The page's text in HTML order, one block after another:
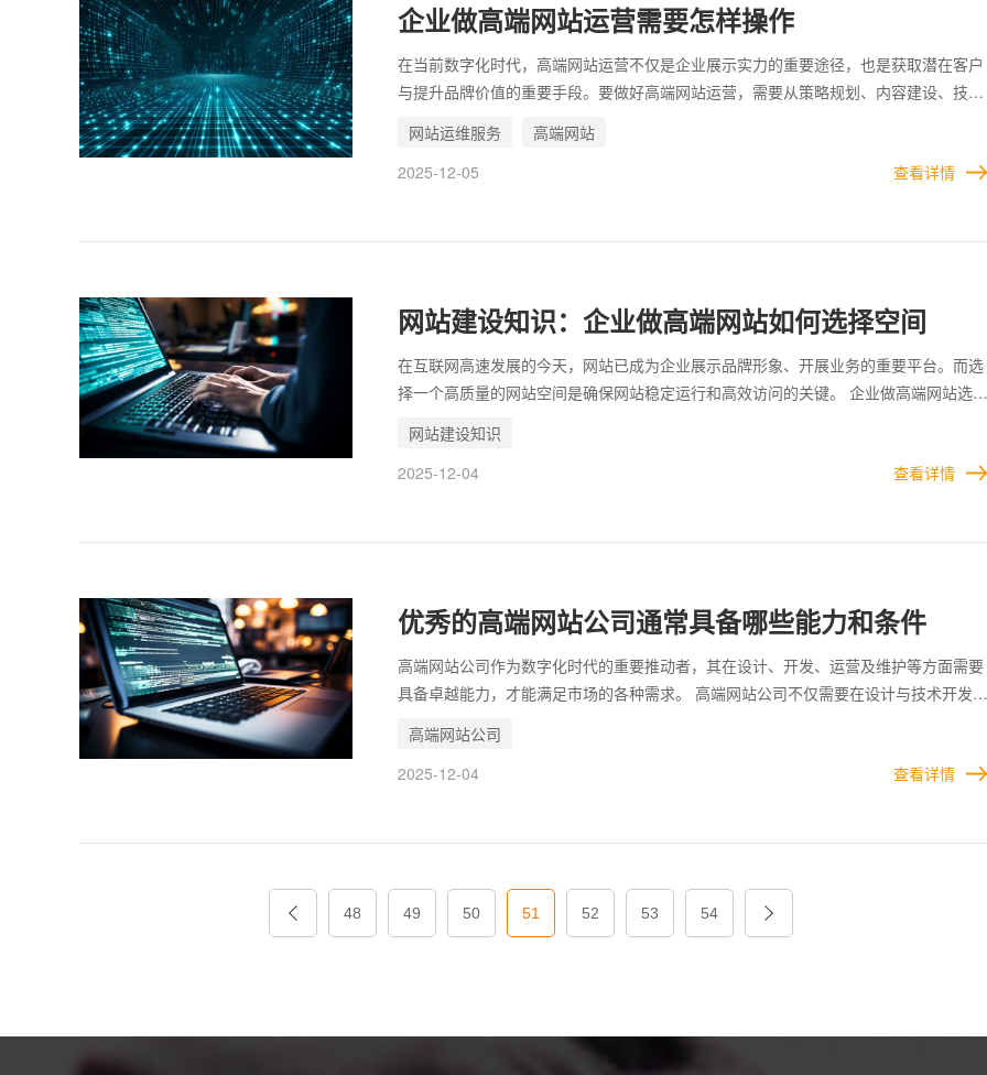
服务
优势
案例
合作
企业做高端网站运营需要怎样操作
在当前数字化时代，高端网站运营不仅是企业展示实力的重要途径，也是获取潜在客户
与提升品牌价值的重要手段。要做好高端网站运营，需要从策略规划、内容建设、技术
网站对自己的品牌和产品进行网站运营推广，也可以通过网站，让更多用户了解和熟悉
自己的企业。尤其是在竞争更为激烈的互联网行业，企业网站的运营一直以来都是一个
网站运维服务
高端网站
2025-12-05
查看详情
网站建设知识：企业做高端网站如何选择空间
在互联网高速发展的今天，网站已成为企业展示品牌形象、开展业务的重要平台。而选
择一个高质量的网站空间是确保网站稳定运行和高效访问的关键。 企业做高端网站选择
量性价比，企业能够选择到适合自身发展的优质空间，为网站的长期稳定运营奠定基
础。 从配置、线路、机房位置、空间类型、速度、可靠性、安全性、支持服务等多个维
网站建设知识
2025-12-04
查看详情
优秀的高端网站公司通常具备哪些能力和条件
高端网站公司作为数字化时代的重要推动者，其在设计、开发、运营及维护等方面需要
具备卓越能力，才能满足市场的各种需求。 高端网站公司不仅需要在设计与技术开发上
这类公司才能真正帮助客户实现数字化转型和商业价值最大化。 除此以外，建站公司还
应该具有专业的营销能力，虽然技术作为根本，服务作为保障，能够让专业的网站公司
高端网站公司
2025-12-04
查看详情
48 49 50 51 52 53 54